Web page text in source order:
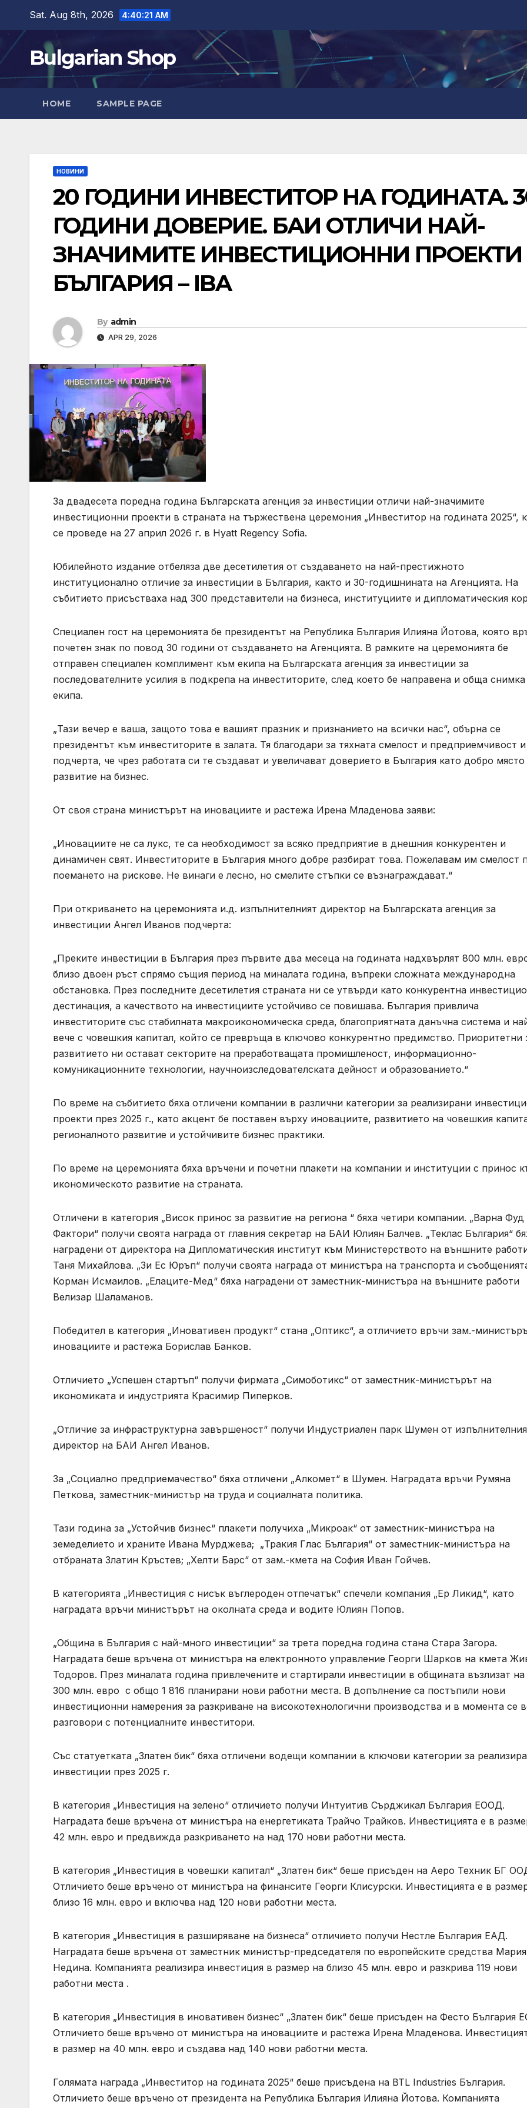
content
Sat. Aug 8th, 2026 4:40:22 AM
Bulgarian Shop
HOME SAMPLE PAGE
НОВИНИ
20 ГОДИНИ ИНВЕСТИТОР НА ГОДИНАТА.
ГОДИНИ ДОВЕРИЕ. БАИ ОТЛИЧИ НАЙ-
ЗНАЧИМИТЕ ИНВЕСТИЦИОННИ ПРОЕКТИ
БЪЛГАРИЯ – IBA
By admin
APR 29, 2026
За двадесета поредна година Българската агенция за инвестиции отличи най-значимите
инвестиционни проекти в страната на тържествена церемония „Инвеститор на годината 2025“,
се проведе на 27 април 2026 г. в Hyatt Regency Sofia.
Юбилейното издание отбеляза две десетилетия от създаването на най-престижното
институционално отличие за инвестиции в България, както и 30-годишнината на Агенцията. На
събитието присъстваха над 300 представители на бизнеса, институциите и дипломатическия
Специален гост на церемонията бе президентът на Република България Илияна Йотова, която
почетен знак по повод 30 години от създаването на Агенцията. В рамките на церемонията бе
отправен специален комплимент към екипа на Българската агенция за инвестиции за
последователните усилия в подкрепа на инвеститорите, след което бе направена и обща снимка
екипа.
„Тази вечер е ваша, защото това е вашият празник и признанието на всички нас“, обърна се
президентът към инвеститорите в залата. Тя благодари за тяхната смелост и предприемчивост и
подчерта, че чрез работата си те създават и увеличават доверието в България като добро място
развитие на бизнес.
От своя страна министърът на иновациите и растежа Ирена Младенова заяви:
„Иновациите не са лукс, те са необходимост за всяко предприятие в днешния конкурентен и
динамичен свят. Инвеститорите в България много добре разбират това. Пожелавам им смелост
поемането на рискове. Не винаги е лесно, но смелите стъпки се възнаграждават.“
При откриването на церемонията и.д. изпълнителният директор на Българската агенция за
инвестиции Ангел Иванов подчерта:
„Преките инвестиции в България през първите два месеца на годината надхвърлят 800 млн.
близо двоен ръст спрямо същия период на миналата година, въпреки сложната международна
обстановка. През последните десетилетия страната ни се утвърди като конкурентна
дестинация, а качеството на инвестициите устойчиво се повишава. България привлича
инвеститорите със стабилната макроикономическа среда, благоприятната данъчна система и
вече с човешкия капитал, който се превръща в ключово конкурентно предимство. Приоритетни
развитието ни остават секторите на преработващата промишленост, информационно-
комуникационните технологии, научноизследователската дейност и образованието.“
По време на събитието бяха отличени компании в различни категории за реализирани
проекти през 2025 г., като акцент бе поставен върху иновациите, развитието на човешкия
регионалното развитие и устойчивите бизнес практики.
По време на церемонията бяха връчени и почетни плакети на компании и институции с принос
икономическото развитие на страната.
Отличени в категория „Висок принос за развитие на региона “ бяха четири компании. „Варна Фуд
Фактори“ получи своята награда от главния секретар на БАИ Юлиян Балчев. „Теклас България“
наградени от директора на Дипломатическия институт към Министерството на външните
Таня Михайлова. „Зи Ес Юръп“ получи своята награда от министъра на транспорта и
Корман Исмаилов. „Елаците-Мед“ бяха наградени от заместник-министъра на външните работи
Велизар Шаламанов.
Победител в категория „Иновативен продукт“ стана „Оптикс“, а отличието връчи зам.-
иновациите и растежа Борислав Банков.
Отличието „Успешен стартъп“ получи фирмата „Симоботикс“ от заместник-министърът на
икономиката и индустрията Красимир Пиперков.
„Отличие за инфраструктурна завършеност“ получи Индустриален парк Шумен от изпълнителния
директор на БАИ Ангел Иванов.
За „Социално предприемачество“ бяха отличени „Алкомет“ в Шумен. Наградата връчи Румяна
Петкова, заместник-министър на труда и социалната политика.
Тази година за „Устойчив бизнес“ плакети получиха „Микроак“ от заместник-министъра на
земеделието и храните Ивана Мурджева; „Тракия Глас България“ от заместник-министъра на
отбраната Златин Кръстев; „Хелти Барс“ от зам.-кмета на София Иван Гойчев.
В категорията „Инвестиция с нисък въглероден отпечатък“ спечели компания „Ер Ликид“, като
наградата връчи министърът на околната среда и водите Юлиян Попов.
„Община в България с най-много инвестиции“ за трета поредна година стана Стара Загора.
Наградата беше връчена от министъра на електронното управление Георги Шарков на кмета
Тодоров. През миналата година привлечените и стартирали инвестиции в общината възлизат
300 млн. евро с общо 1 816 планирани нови работни места. В допълнение са постъпили нови
инвестиционни намерения за разкриване на високотехнологични производства и в момента се
разговори с потенциалните инвеститори.
Със статуетката „Златен бик“ бяха отличени водещи компании в ключови категории за
инвестиции през 2025 г.
В категория „Инвестиция на зелено“ отличието получи Интуитив Сърджикал България ЕООД.
Наградата беше връчена от министъра на енергетиката Трайчо Трайков. Инвестицията е в
42 млн. евро и предвижда разкриването на над 170 нови работни места.
В категория „Инвестиция в човешки капитал“ „Златен бик“ беше присъден на Аеро Техник БГ
Отличието беше връчено от министъра на финансите Георги Клисурски. Инвестицията е в
близо 16 млн. евро и включва над 120 нови работни места.
В категория „Инвестиция в разширяване на бизнеса“ отличието получи Нестле България ЕАД.
Наградата беше връчена от заместник министър-председателя по европейските средства Мария
Недина. Компанията реализира инвестиция в размер на близо 45 млн. евро и разкрива 119 нови
работни места .
В категория „Инвестиция в иновативен бизнес“ „Златен бик“ беше присъден на Фесто България
Отличието беше връчено от министъра на иновациите и растежа Ирена Младенова.
в размер на 40 млн. евро и създава над 140 нови работни места.
Голямата награда „Инвеститор на годината 2025“ беше присъдена на BTL Industries България.
Отличието беше връчено от президента на Република България Илияна Йотова. Компанията